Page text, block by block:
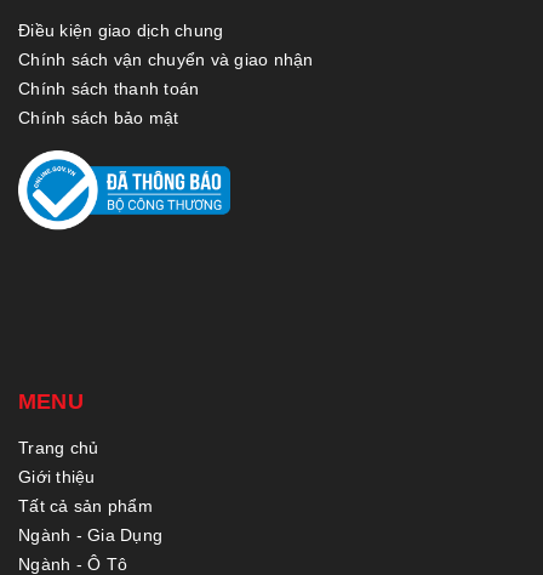
Điều kiện giao dịch chung
Chính sách vận chuyển và giao nhận
Chính sách thanh toán
Chính sách bảo mật
MENU
Trang chủ
Giới thiệu
Tất cả sản phẩm
Ngành - Gia Dụng
Ngành - Ô Tô